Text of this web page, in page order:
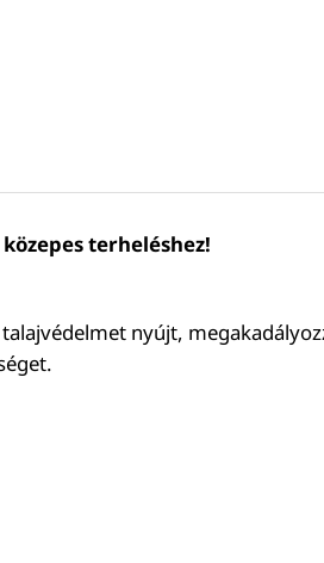
terheléshez!
nyújt,